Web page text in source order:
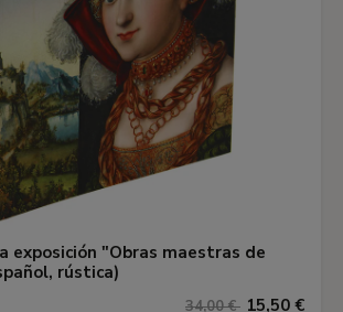
exposición "Obras maestras de
rústica)
34,00 € 15,50 €